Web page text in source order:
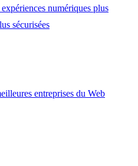
numériques plus
sécurisées
entreprises du Web